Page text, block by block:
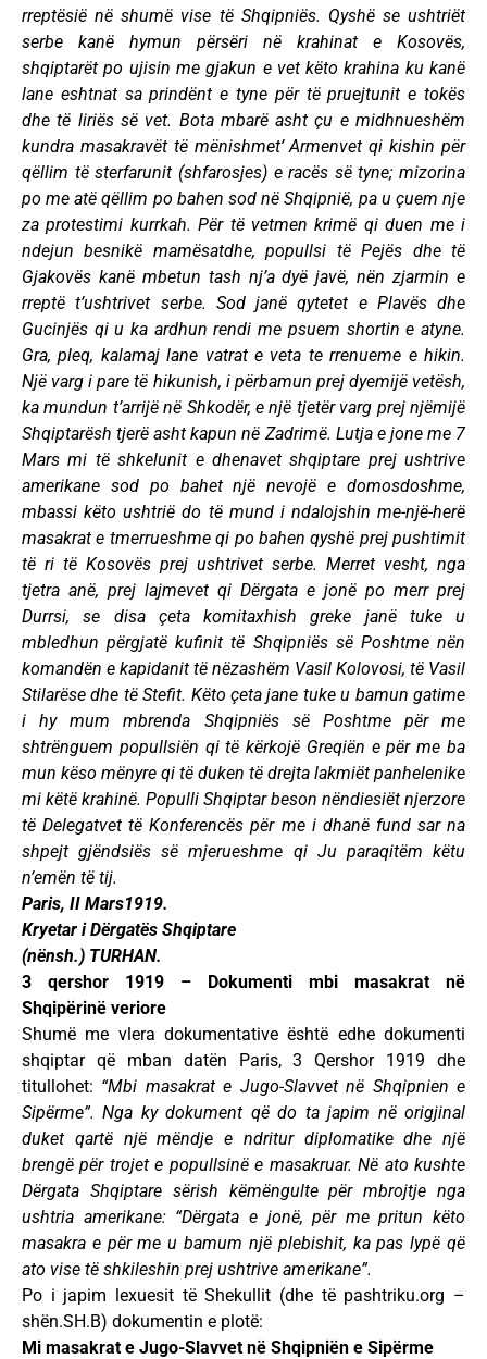
rreptësië në shumë vise të Shqipniës. Qyshë se ushtriët
serbe kanë hymun përsëri në krahinat e Kosovës,
shqiptarët po ujisin me gjakun e vet këto krahina ku kanë
lane eshtnat sa prindënt e tyne për të pruejtunit e tokës
dhe të liriës së vet. Bota mbarë asht çu e midhnueshëm
kundra masakravët të mënishmet’ Armenvet qi kishin për
qëllim të sterfarunit (shfarosjes) e racës së tyne; mizorina
po me atë qëllim po bahen sod në Shqipnië, pa u çuem nje
za protestimi kurrkah. Për të vetmen krimë qi duen me i
ndejun besnikë mamësatdhe, popullsi të Pejës dhe të
Gjakovës kanë mbetun tash nj’a dyë javë, nën zjarmin e
rreptë t’ushtrivet serbe. Sod janë qytetet e Plavës dhe
Gucinjës qi u ka ardhun rendi me psuem shortin e atyne.
Gra, pleq, kalamaj lane vatrat e veta te rrenueme e hikin.
Një varg i pare të hikunish, i përbamun prej dyemijë vetësh,
ka mundun t’arrijë në Shkodër, e një tjetër varg prej njëmijë
Shqiptarësh tjerë asht kapun në Zadrimë. Lutja e jone me 7
Mars mi të shkelunit e dhenavet shqiptare prej ushtrive
amerikane sod po bahet një nevojë e domosdoshme,
mbassi këto ushtrië do të mund i ndalojshin me-një-herë
masakrat e tmerrueshme qi po bahen qyshë prej pushtimit
të ri të Kosovës prej ushtrivet serbe. Merret vesht, nga
tjetra anë, prej lajmevet qi Dërgata e jonë po merr prej
Durrsi, se disa çeta komitaxhish greke janë tuke u
mbledhun përgjatë kufinit të Shqipniës së Poshtme nën
komandën e kapidanit të nëzashëm Vasil Kolovosi, të Vasil
Stilarëse dhe të Stefit. Këto çeta jane tuke u bamun gatime
i hy mum mbrenda Shqipniës së Poshtme për me
shtrënguem popullsiën qi të kërkojë Greqiën e për me ba
mun këso mënyre qi të duken të drejta lakmiët panhelenike
mi këtë krahinë. Populli Shqiptar beson nëndiesiët njerzore
të Delegatvet të Konferencës për me i dhanë fund sar na
shpejt gjëndsiës së mjerueshme qi Ju paraqitëm këtu
n’emën të tij.
Paris, II Mars1919.
Kryetar i Dërgatës Shqiptare
(nënsh.) TURHAN.
3 qershor 1919 – Dokumenti mbi masakrat në
Shqipërinë veriore
Shumë me vlera dokumentative është edhe dokumenti
shqiptar që mban datën Paris, 3 Qershor 1919 dhe
titullohet: “Mbi masakrat e Jugo-Slavvet në Shqipnien e
Sipërme”. Nga ky dokument që do ta japim në origjinal
duket qartë një mëndje e ndritur diplomatike dhe një
brengë për trojet e popullsinë e masakruar. Në ato kushte
Dërgata Shqiptare sërish këmëngulte për mbrojtje nga
ushtria amerikane: “Dërgata e jonë, për me pritun këto
masakra e për me u bamum një plebishit, ka pas lypë që
ato vise të shkileshin prej ushtrive amerikane”.
Po i japim lexuesit të Shekullit (dhe të pashtriku.org –
shën.SH.B) dokumentin e plotë:
Mi masakrat e Jugo-Slavvet në Shqipniën e Sipërme